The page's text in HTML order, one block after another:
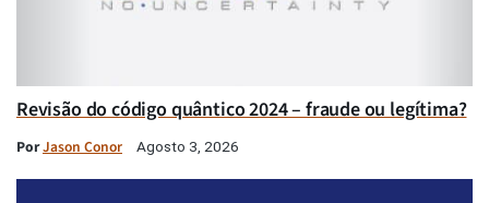
Revisão do código quântico 2024 – fraude ou legítima?
PorJason Conor Agosto 3, 2026